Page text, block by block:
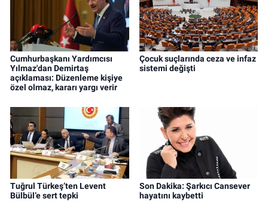
Cumhurbaşkanı Yardımcısı
Yılmaz'dan Demirtaş
açıklaması: Düzenleme kişiye
özel olmaz, kararı yargı verir
Çocuk suçlarında ceza ve infaz
sistemi değişti
Tuğrul Türkeş’ten Levent
Bülbül’e sert tepki
Son Dakika: Şarkıcı Cansever
hayatını kaybetti